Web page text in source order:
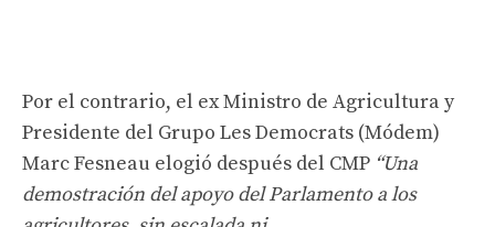
Por el contrario, el ex Ministro de Agricultura y
Presidente del Grupo Les Democrats (Módem)
Marc Fesneau elogió después del CMP “Una
demostración del apoyo del Parlamento a los